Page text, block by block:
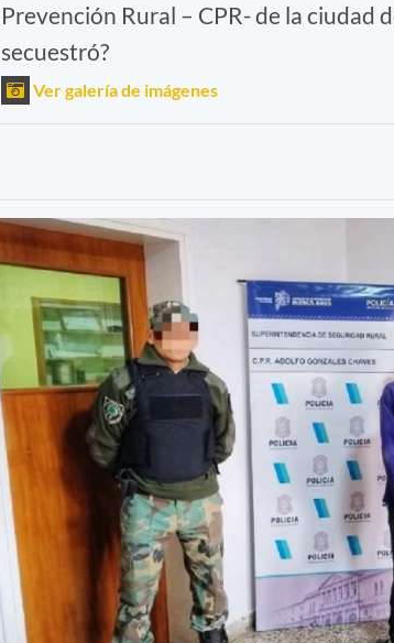
Prevención Rural – CPR- de la ciudad
secuestró?
Ver galería de imágenes